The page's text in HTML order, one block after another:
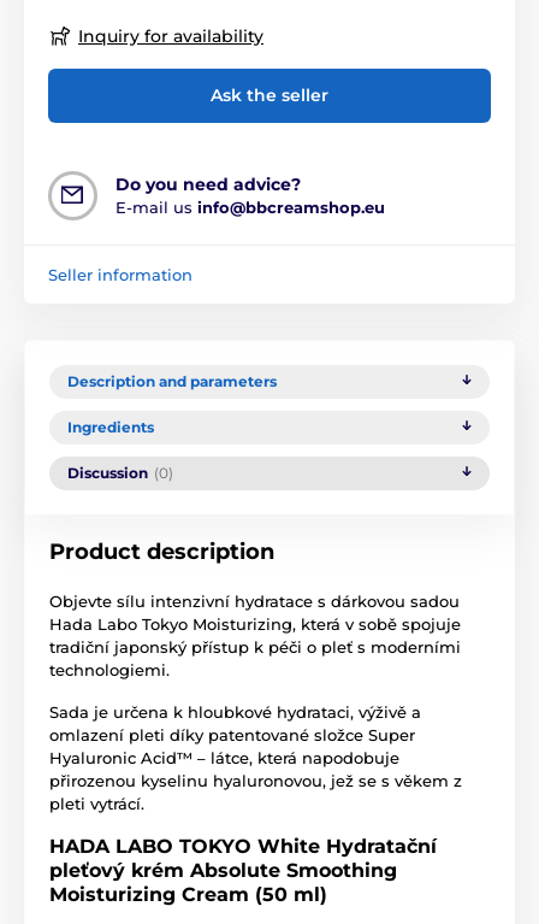
Inquiry for availability
Ask the seller
Do you need advice?
E-mail us info@bbcreamshop.eu
Seller information
Description and parameters
Ingredients
Discussion (0)
Product description
Objevte sílu intenzivní hydratace s dárkovou sadou
Hada Labo Tokyo Moisturizing, která v sobě spojuje
tradiční japonský přístup k péči o pleť s moderními
technologiemi.
Sada je určena k hloubkové hydrataci, výživě a
omlazení pleti díky patentované složce Super
Hyaluronic Acid™ – látce, která napodobuje
přirozenou kyselinu hyaluronovou, jež se s věkem z
pleti vytrácí.
HADA LABO TOKYO White Hydratační
pleťový krém Absolute Smoothing
Moisturizing Cream (50 ml)